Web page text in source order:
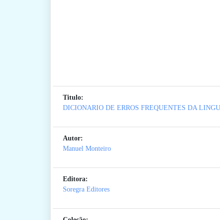
Titulo:
DICIONARIO DE ERROS FREQUENTES DA
Autor:
Manuel Monteiro
Editora:
Soregra Editores